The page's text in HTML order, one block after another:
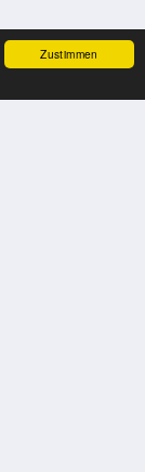
Zustimmen